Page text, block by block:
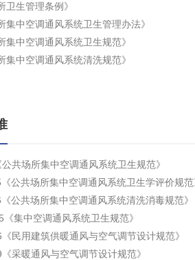
卫生管理条例》
集中空调通风系统卫生管理办法》
集中空调通风系统卫生规范》
集中空调通风系统清洗规范》
共场所集中空调通风系统卫生规范》
公共场所集中空调通风系统卫生学评价规范
公共场所集中空调通风系统清洗消毒规范》
《集中空调通风系统卫生规范》
民用建筑供暖通风与空气调节设计规范》
采暖通风与空气调节设计规范》